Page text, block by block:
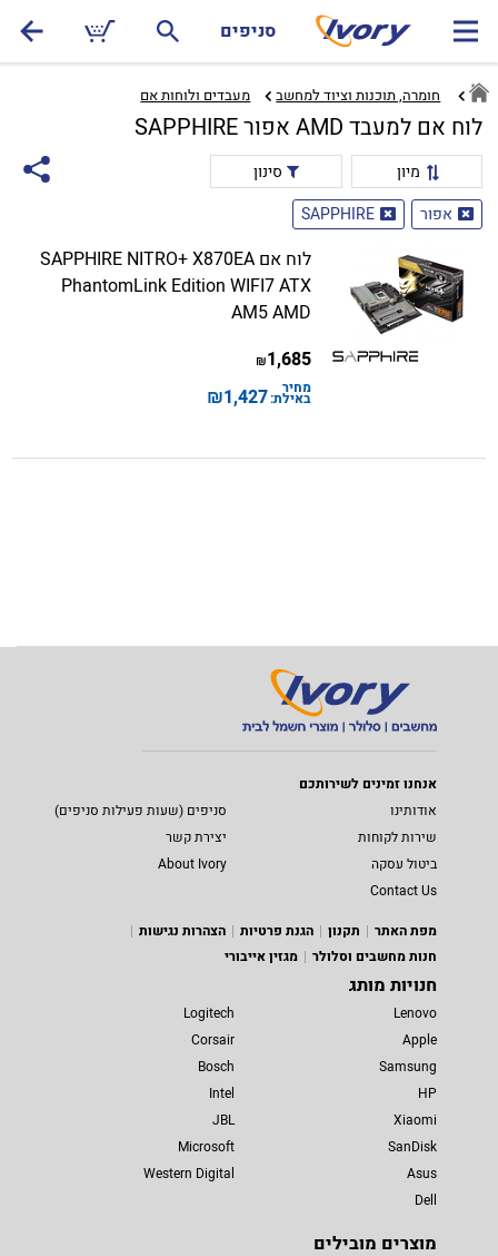
סניפים
חומרה, תוכנות וציוד למחשב מעבדים ולוחות אם‏
לוח אם למעבד AMD אפור SAPPHIRE
מיון
סינון
אפור
SAPPHIRE
לוח אם SAPPHIRE NITRO+ X870EA
PhantomLink Edition WIFI7 ATX
AM5 AMD
1,685
₪
מחיר
באילת:1,427
₪
אנחנו זמינים לשירותכם
אודותינו
סניפים (שעות פעילות סניפים)
שירות לקוחות
יצירת קשר
ביטול עסקה
About Ivory
Contact Us
מפת האתר
תקנון הגנת פרטיות
הצהרות נגישות
חנות מחשבים וסלולר
מגזין אייבורי
חנויות מותג
Lenovo
Apple
Samsung
HP
Xiaomi
SanDisk
Asus
Dell
Logitech
Corsair
Bosch
Intel
JBL
Microsoft
Western Digital
מוצרים מובילים